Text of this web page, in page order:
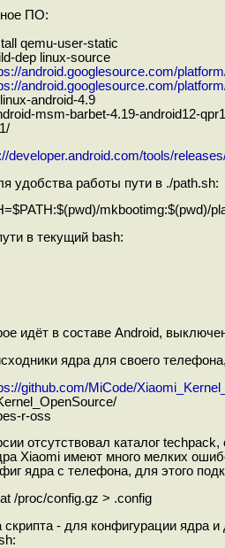
ПО:
qemu-user-static
dep linux-source
android.googlesource.com/
android.googlesource.com/
android-4.9
msm-barbet-4.19-android12-qpr1
developer.android.com/tools/
удобства работы пути в ./path.sh:
mkbootimg:$(pwd)/
в текущий bash:
идёт в составе Android,
ядра для своего
github.com/MiCode/
r-oss
отсутствовал каталог
Xiaomi имеют много мелких
ядра с телефона, для этого
/proc/config.gz > .config
- для конфигурации ядра и